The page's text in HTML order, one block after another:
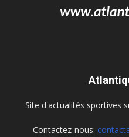
Site d'actualités sportives
Contactez-nous: